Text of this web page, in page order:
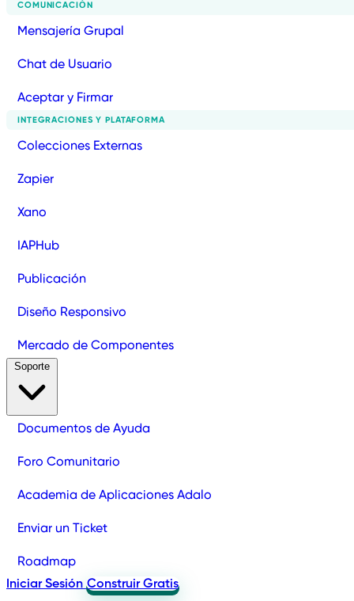
COMUNICACIÓN
Mensajería Grupal
Chat de Usuario
Aceptar y Firmar
INTEGRACIONES Y PLATAFORMA
Colecciones Externas
Zapier
Xano
IAPHub
Publicación
Diseño Responsivo
Mercado de Componentes
Documentos de Ayuda
Foro Comunitario
Academia de Aplicaciones Adalo
Enviar un Ticket
Roadmap
Iniciar Sesión Construir Gratis